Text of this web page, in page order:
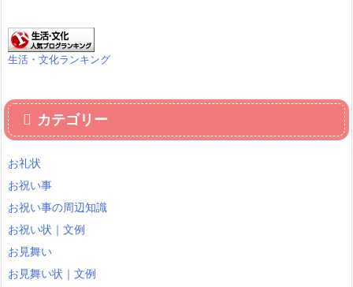
生活・文化ランキング
カテゴリー
お礼状
お祝い事
お祝い事の周辺知識
お祝い状｜文例
お見舞い
お見舞い状｜文例